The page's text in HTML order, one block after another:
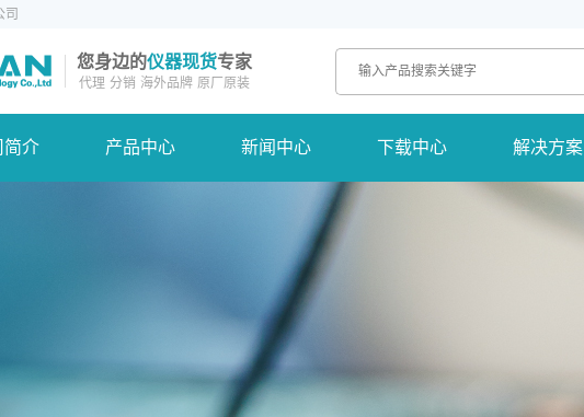
司
您身边的仪器现货专家
代理 分销 海外品牌 原厂原装
简介 产品中心 新闻中心 下载中心 解决方案